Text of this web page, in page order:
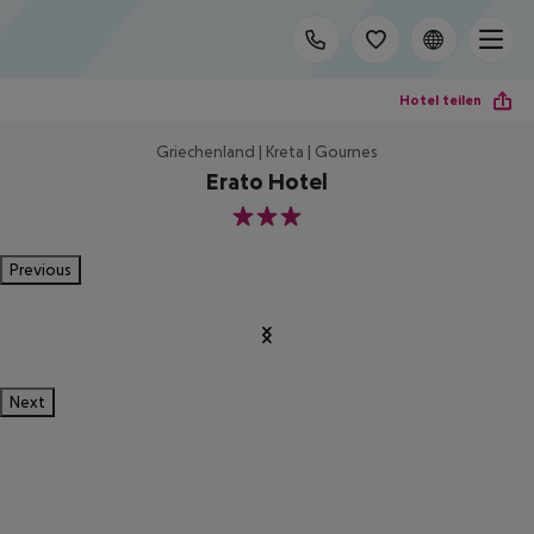
Hotel teilen
Griechenland | Kreta | Gournes
Erato Hotel
3
Previous
Next